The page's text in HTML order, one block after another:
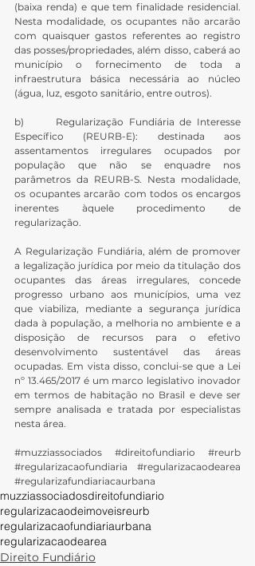
(baixa renda) e que tem finalidade residencial.
Nesta modalidade, os ocupantes não arcarão
com quaisquer gastos referentes ao registro
das posses/propriedades, além disso, caberá ao
município o fornecimento de toda a
infraestrutura básica necessária ao núcleo
(água, luz, esgoto sanitário, entre outros).
b)      Regularização Fundiária de Interesse
Específico (REURB-E): destinada aos
assentamentos irregulares ocupados por
população que não se enquadre nos
parâmetros da REURB-S. Nesta modalidade,
os ocupantes arcarão com todos os encargos
inerentes àquele procedimento de
regularização.
A Regularização Fundiária, além de promover
a legalização jurídica por meio da titulação dos
ocupantes das áreas irregulares, concede
progresso urbano aos municípios, uma vez
que viabiliza, mediante a segurança jurídica
dada à população, a melhoria no ambiente e a
disposição de recursos para o efetivo
desenvolvimento sustentável das áreas
ocupadas. Em vista disso, conclui-se que a Lei
nº 13.465/2017 é um marco legislativo inovador
em termos de habitação no Brasil e deve ser
sempre analisada e tratada por especialistas
nesta área.
#muzziassociados #direitofundiario
#reurb
#regularizacaofundiaria
#regularizacaodearea
#regularizafundiariacaurbana
muzziassociadosdireitofundiario
regularizacaodeimoveisreurb
regularizacaofundiariaurbana
regularizacaodearea
Direito Fundiário